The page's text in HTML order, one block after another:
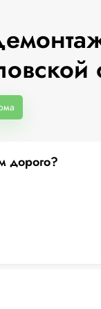
дорого?